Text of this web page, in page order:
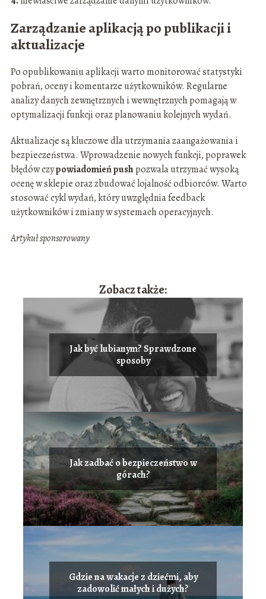
Zarządzanie aplikacją po publikacji i
aktualizacje
Po opublikowaniu aplikacji warto monitorować statystyki
pobrań, oceny i komentarze użytkowników. Regularne
analizy danych zewnętrznych i wewnętrznych pomagają w
optymalizacji funkcji oraz planowaniu kolejnych wydań.
Aktualizacje są kluczowe dla utrzymania zaangażowania i
bezpieczeństwa. Wprowadzenie nowych funkcji, poprawek
błędów czypowiadomień pushpozwala utrzymać wysoką
ocenę w sklepie oraz zbudować lojalność odbiorców. Warto
stosować cykl wydań, który uwzględnia feedback
użytkowników i zmiany w systemach operacyjnych.
Artykuł sponsorowany
Zobacz także:
Jak być lubianym? Sprawdzone
sposoby
Jak zadbać o bezpieczeństwo w
górach?
Gdzie na wakacje z dziećmi, aby
zadowolić małych i dużych?